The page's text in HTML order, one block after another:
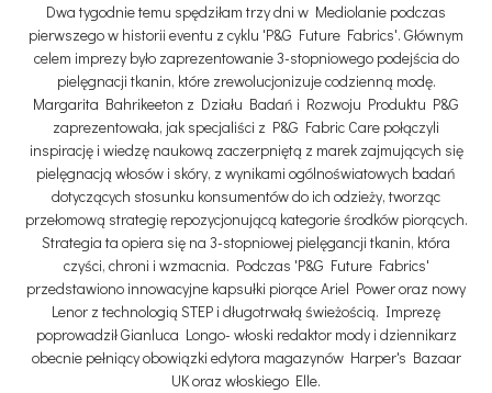
Dwa tygodnie temu spędziłam trzy dni w Mediolanie podczas
pierwszego w historii eventu z cyklu 'P&G Future Fabrics'. Głównym
celem imprezy było zaprezentowanie 3-stopniowego podejścia do
pielęgnacji tkanin, które zrewolucjonizuje codzienną modę.
Margarita Bahrikeeton z Działu Badań i Rozwoju Produktu P&G
zaprezentowała, jak specjaliści z P&G Fabric Care połączyli
inspirację i wiedzę naukową zaczerpniętą z marek zajmujących się
pielęgnacją włosów i skóry, z wynikami ogólnoświatowych badań
dotyczących stosunku konsumentów do ich odzieży, tworząc
przełomową strategię repozycjonującą kategorie środków piorących.
Strategia ta opiera się na 3-stopniowej pielęgancji tkanin, która
czyści, chroni i wzmacnia. Podczas 'P&G Future Fabrics'
przedstawiono innowacyjne kapsułki piorące Ariel Power oraz nowy
Lenor z technologią STEP i długotrwałą świeżością. Imprezę
poprowadził Gianluca Longo- włoski redaktor mody i dziennikarz
obecnie pełniący obowiązki edytora magazynów Harper's Bazaar
UK oraz włoskiego Elle.